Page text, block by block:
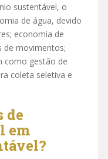
sustentável, o
de água, devido
economia de
de movimentos;
como gestão de
coleta seletiva e
de
em